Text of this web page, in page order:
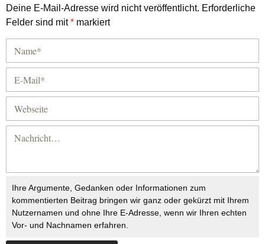
Deine E-Mail-Adresse wird nicht veröffentlicht. Erforderliche
Felder sind mit* markiert
Ihre Argumente, Gedanken oder Informationen zum
kommentierten Beitrag bringen wir ganz oder gekürzt mit Ihrem
Nutzernamen und ohne Ihre E-Adresse, wenn wir Ihren echten
Vor- und Nachnamen erfahren.